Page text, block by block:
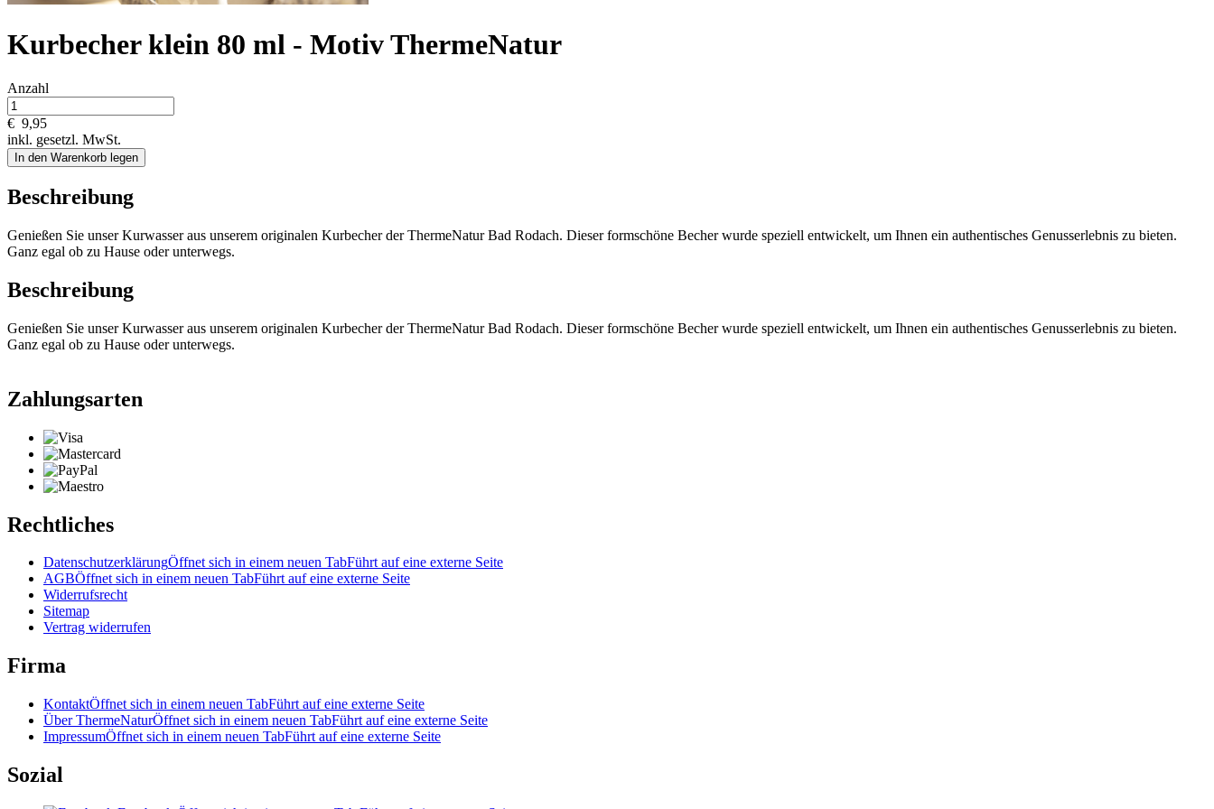
Kurbecher klein 80 ml - Motiv ThermeNatur
Anzahl
€ 9,95
inkl. gesetzl. MwSt.
In den Warenkorb legen
Beschreibung
Genießen Sie unser Kurwasser aus unserem originalen Kurbecher der ThermeNatur Bad Rodach. Dieser formschöne Becher wurde speziell entwickelt, um Ihnen ein authentisches Genusserlebnis zu bieten.
Ganz egal ob zu Hause oder unterwegs.
Beschreibung
Genießen Sie unser Kurwasser aus unserem originalen Kurbecher der ThermeNatur Bad Rodach. Dieser formschöne Becher wurde speziell entwickelt, um Ihnen ein authentisches Genusserlebnis zu bieten.
Ganz egal ob zu Hause oder unterwegs.
Zahlungsarten
Rechtliches
DatenschutzerklärungÖffnet sich in einem neuen TabFührt auf eine externe Seite
AGBÖffnet sich in einem neuen TabFührt auf eine externe Seite
Widerrufsrecht
Sitemap
Vertrag widerrufen
Firma
KontaktÖffnet sich in einem neuen TabFührt auf eine externe Seite
Über ThermeNaturÖffnet sich in einem neuen TabFührt auf eine externe Seite
ImpressumÖffnet sich in einem neuen TabFührt auf eine externe Seite
Sozial